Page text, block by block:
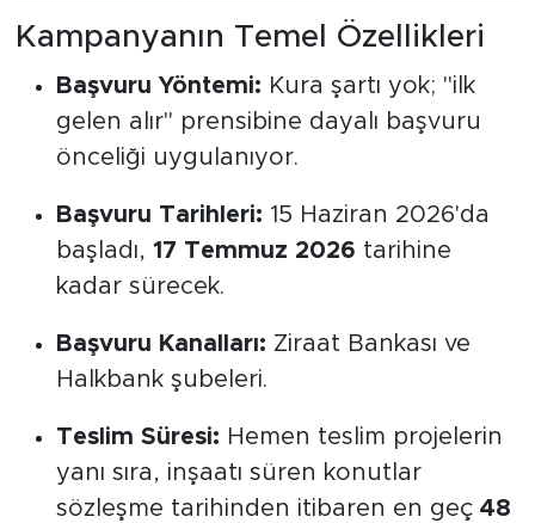
Kampanyanın Temel Özellikleri
Başvuru Yöntemi: Kura şartı yok; "ilk
gelen alır" prensibine dayalı başvuru
önceliği uygulanıyor.
Başvuru Tarihleri: 15 Haziran 2026'da
başladı, 17 Temmuz 2026 tarihine
kadar sürecek.
Başvuru Kanalları: Ziraat Bankası ve
Halkbank şubeleri.
Teslim Süresi: Hemen teslim projelerin
yanı sıra, inşaatı süren konutlar
sözleşme tarihinden itibaren en geç 48